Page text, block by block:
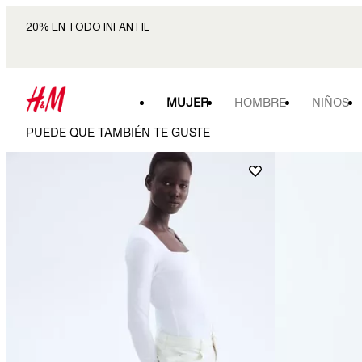
20% EN TODO INFANTIL
MUJER HOMBRE NIÑOS
PUEDE QUE TAMBIÉN TE GUSTE